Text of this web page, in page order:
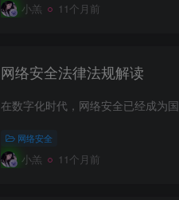
小羔 11个月前
网络安全法律法规解读
网络安全
小羔 11个月前